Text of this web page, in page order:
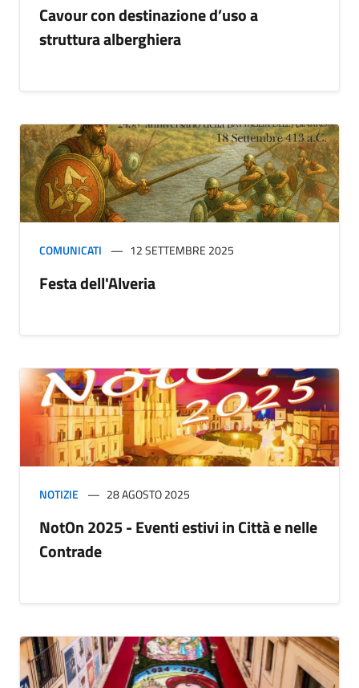
Cavour con destinazione d’uso a
struttura alberghiera
COMUNICATI 12 SETTEMBRE 2025
Festa dell'Alveria
NOTIZIE 28 AGOSTO 2025
NotOn 2025 - Eventi estivi in Città e nelle
Contrade